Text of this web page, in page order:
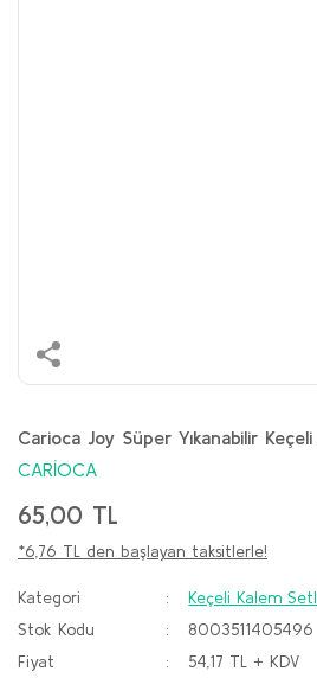
Carioca Joy Süper Yıkanabilir Keçeli
CARİOCA
65,00 TL
*6,76 TL den başlayan taksitlerle!
Kategori
Keçeli Kalem
Stok Kodu
8003511405496
Fiyat
54,17 TL + KDV